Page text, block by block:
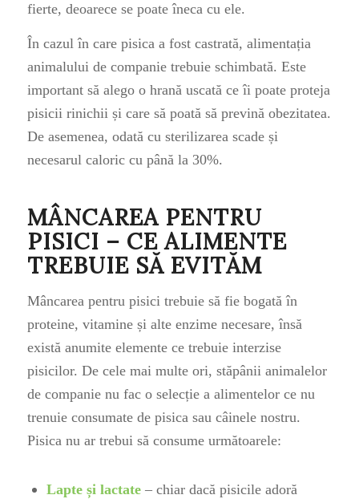
fierte, deoarece se poate îneca cu ele.
În cazul în care pisica a fost castrată, alimentația
animalului de companie trebuie schimbată. Este
important să alego o hrană uscată ce îi poate proteja
pisicii rinichii și care să poată să prevină obezitatea.
De asemenea, odată cu sterilizarea scade și
necesarul caloric cu până la 30%.
MÂNCAREA PENTRU
PISICI – CE ALIMENTE
TREBUIE SĂ EVITĂM
Mâncarea pentru pisici trebuie să fie bogată în
proteine, vitamine și alte enzime necesare, însă
există anumite elemente ce trebuie interzise
pisicilor. De cele mai multe ori, stăpânii animalelor
de companie nu fac o selecție a alimentelor ce nu
trenuie consumate de pisica sau câinele nostru.
Pisica nu ar trebui să consume următoarele:
Lapte și lactate– chiar dacă pisicile adoră